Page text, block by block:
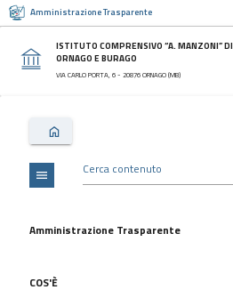
Amministrazione Trasparente
ISTITUTO COMPRENSIVO “A. MANZONI” DI
ORNAGO E BURAGO
VIA CARLO PORTA, 6 - 20876 ORNAGO (MB)
Sezioni
Disposizioni
Generali
Consulenti
collaboratori
Bandi
Performance
menu
Amministrazione Trasparente
COS'È